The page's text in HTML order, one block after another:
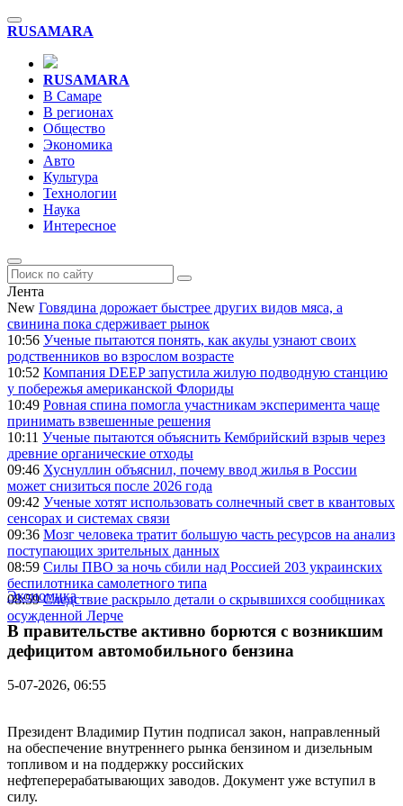
RUSAMARA
RUSAMARA
В Самаре
В регионах
Общество
Экономика
Авто
Культура
Технологии
Наука
Интересное
Лента
New Говядина дорожает быстрее других видов мяса, а
свинина пока сдерживает рынок
10:56 Ученые пытаются понять, как акулы узнают своих
родственников во взрослом возрасте
10:52 Компания DEEP запустила жилую подводную станцию
у побережья американской Флориды
10:49 Ровная спина помогла участникам эксперимента чаще
принимать взвешенные решения
10:11 Ученые пытаются объяснить Кембрийский взрыв через
древние органические отходы
09:46 Хуснуллин объяснил, почему ввод жилья в России
может снизиться после 2026 года
09:42 Ученые хотят использовать солнечный свет в квантовых
сенсорах и системах связи
09:36 Мозг человека тратит большую часть ресурсов на анализ
поступающих зрительных данных
08:59 Силы ПВО за ночь сбили над Россией 203 украинских
беспилотника самолетного типа
08:59 Следствие раскрыло детали о скрывшихся сообщниках
осужденной Лерче
Экономика
В правительстве активно борются с возникшим
дефицитом автомобильного бензина
5-07-2026, 06:55
Президент Владимир Путин подписал закон, направленный
на обеспечение внутреннего рынка бензином и дизельным
топливом и на поддержку российских
нефтеперерабатывающих заводов. Документ уже вступил в
силу.